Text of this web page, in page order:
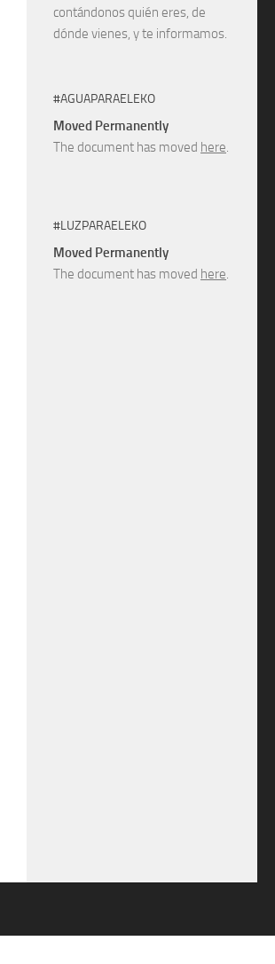
contándonos quién eres, de
dónde vienes, y te informamos.
#AGUAPARAELEKO
Moved Permanently
The document has moved here.
#LUZPARAELEKO
Moved Permanently
The document has moved here.